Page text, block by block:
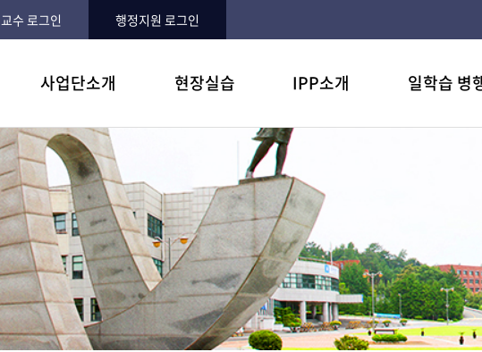
교수 로그인 행정지원 로그인
사업단소개
사업비젼 및 목표
현장실습
현장실습이란?
IPP소개
IPP란? 학생입장에서 6가지 혜택 운영내용
일학습 병
일학습 병행제란? 기업에 어떤 도움이 되나?
참여학과
공지사항 자주하는 질문